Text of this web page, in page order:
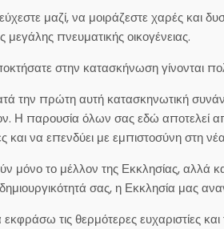
μαζί, να μοιράζεστε χαρές και
μεγάλης πνευματικής οικογένειας.
στην κατασκήνωση γίνονται
την πρώτη αυτή κατασκηνωτική
Η παρουσία όλων σας εδώ αποτελεί
και να επενδύει με εμπιστοσύνη στη
μόνο το μέλλον της Εκκλησίας,
σας, η Εκκλησία μας
τις θερμότερες ευχαριστίες